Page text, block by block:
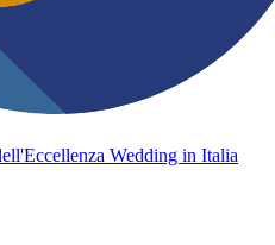
Wedding in Italia